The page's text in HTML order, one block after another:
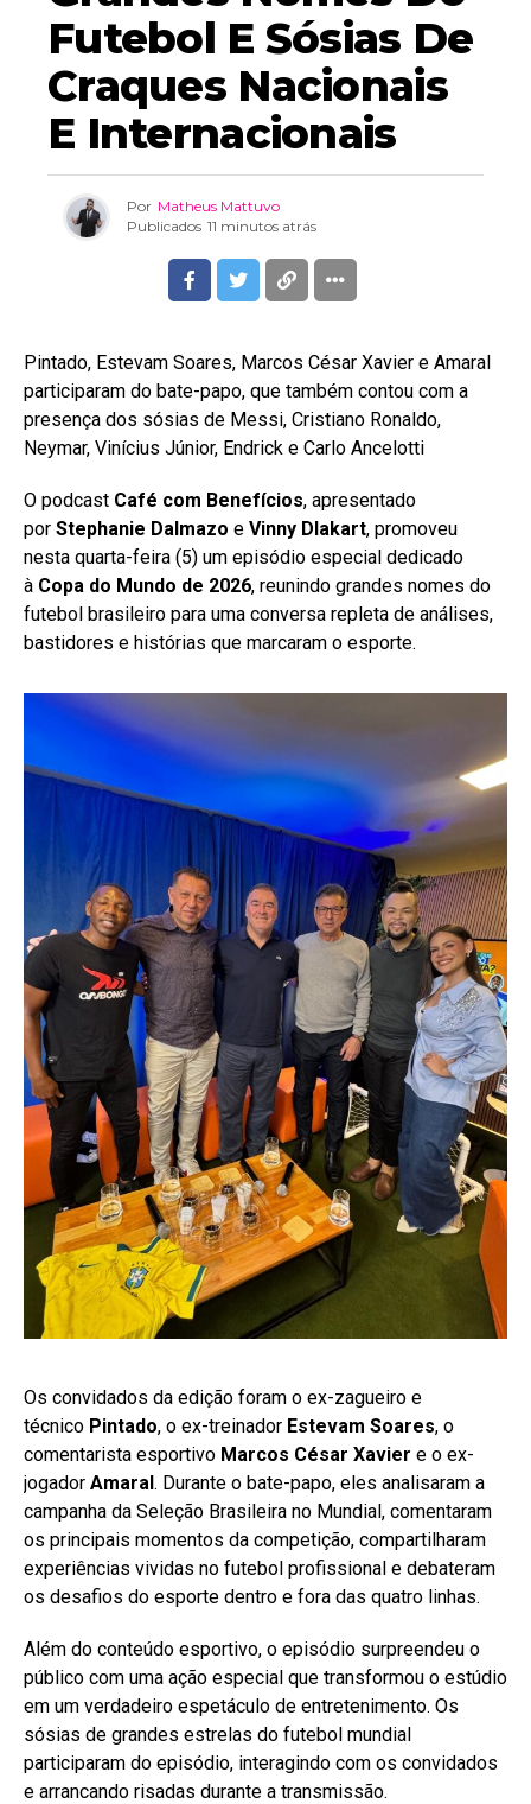
Futebol E Sósias De
Craques Nacionais
E Internacionais
Por Matheus Mattuvo
Publicados 11 minutos atrás
Pintado, Estevam Soares, Marcos César Xavier e Amaral
participaram do bate-papo, que também contou com a
presença dos sósias de Messi, Cristiano Ronaldo,
Neymar, Vinícius Júnior, Endrick e Carlo Ancelotti
O podcast Café com Benefícios, apresentado
por Stephanie Dalmazo e Vinny Dlakart, promoveu
nesta quarta-feira (5) um episódio especial dedicado
à Copa do Mundo de 2026, reunindo grandes nomes do
futebol brasileiro para uma conversa repleta de análises,
bastidores e histórias que marcaram o esporte.
Os convidados da edição foram o ex-zagueiro e
técnico Pintado, o ex-treinador Estevam Soares, o
comentarista esportivo Marcos César Xavier e o ex-
jogador Amaral. Durante o bate-papo, eles analisaram a
campanha da Seleção Brasileira no Mundial, comentaram
os principais momentos da competição, compartilharam
experiências vividas no futebol profissional e debateram
os desafios do esporte dentro e fora das quatro linhas.
Além do conteúdo esportivo, o episódio surpreendeu o
público com uma ação especial que transformou o estúdio
em um verdadeiro espetáculo de entretenimento. Os
sósias de grandes estrelas do futebol mundial
participaram do episódio, interagindo com os convidados
e arrancando risadas durante a transmissão.